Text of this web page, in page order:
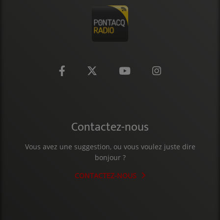
Contactez-nous
Vous avez une suggestion, ou vous voulez juste dire
bonjour ?
CONTACTEZ-NOUS